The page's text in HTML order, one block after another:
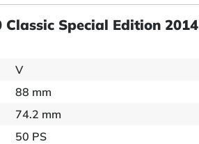
Special Edition 2014
V
88 mm
74.2 mm
50 PS